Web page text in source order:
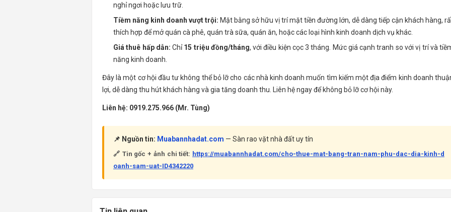
nghỉ ngơi hoặc lưu trữ.
Tiềm năng kinh doanh vượt trội: Mặt bằng sở hữu vị trí mặt tiền đường lớn, dễ dàng tiếp cận khách hàng,
thích hợp để mở quán cà phê, quán trà sữa, quán ăn, hoặc các loại hình kinh doanh dịch vụ khác.
Giá thuê hấp dẫn: Chỉ15 triệu đồng/tháng, với điều kiện cọc 3 tháng. Mức giá cạnh tranh so với vị trí và
năng kinh doanh.
Đây là một cơ hội đầu tư không thể bỏ lỡ cho các nhà kinh doanh muốn tìm kiếm một địa điểm kinh doanh
lợi, dễ dàng thu hút khách hàng và gia tăng doanh thu. Liên hệ ngay để không bỏ lỡ cơ hội này.
Liên hệ: 0919.275.966 (Mr. Tùng)
📌 Nguồn tin: Muabannhadat.com — Sàn rao vặt nhà đất uy tín
🔗 Tin gốc + ảnh chi tiết: https://muabannhadat.com/cho-thue-mat-bang-tran-nam-phu-dac-dia-kinh-d
oanh-sam-uat-ID4342220